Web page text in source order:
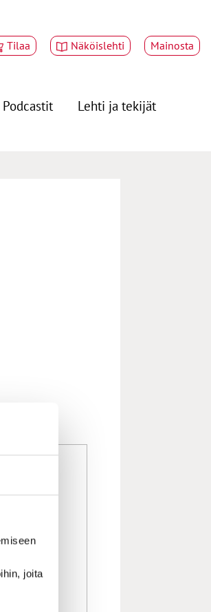
joita
Tilaa Näköislehti Mainosta
Podcastit
Lehti ja tekijät